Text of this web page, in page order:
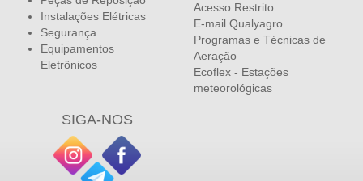
Instalações Elétricas
Segurança
Equipamentos
Eletrônicos
Acesso Restrito
E-mail Qualyagro
Programas e Técnicas de
Aeração
Ecoflex - Estações
meteorológicas
SIGA-NOS